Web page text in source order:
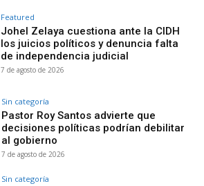
Featured
Johel Zelaya cuestiona ante la CIDH
los juicios políticos y denuncia falta
de independencia judicial
7 de agosto de 2026
Sin categoría
Pastor Roy Santos advierte que
decisiones políticas podrían debilitar
al gobierno
7 de agosto de 2026
Sin categoría